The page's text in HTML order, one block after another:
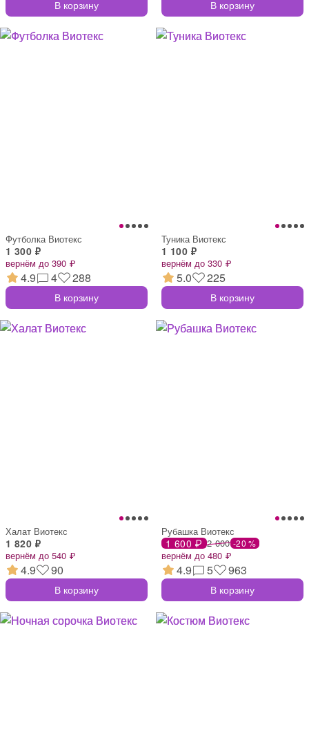
В корзину В корзину
Футболка Виотекс
1 300 ₽
вернём до 390 ₽
4.9 4 288
В корзину
Туника Виотекс
1 100 ₽
вернём до 330 ₽
5.0 225
В корзину
Халат Виотекс
1 820 ₽
вернём до 540 ₽
4.9 90
В корзину
Рубашка Виотекс
1 600 ₽ 2 000 -20 %
вернём до 480 ₽
4.9 5 963
В корзину